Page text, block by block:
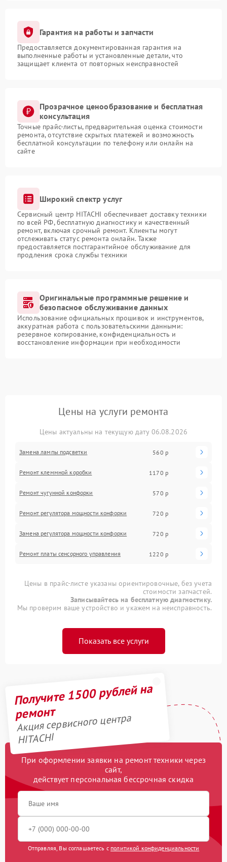
Гарантия на работы и запчасти
Предоставляется документированная гарантия на
выполненные работы и установленные детали, что
защищает клиента от повторных неисправностей
Прозрачное ценообразование и бесплатная
консультация
Точные прайс-листы, предварительная оценка стоимости
ремонта, отсутствие скрытых платежей и возможность
бесплатной консультации по телефону или онлайн на
сайте
Широкий спектр услуг
Сервисный центр HITACHI обеспечивает доставку техники
по всей РФ, бесплатную диагностику и качественный
ремонт, включая срочный ремонт. Клиенты могут
отслеживать статус ремонта онлайн. Также
предоставляется постгарантийное обслуживание для
продления срока службы техники
Оригинальные программные решение и
безопасное обслуживание данных
Использование официальных прошивок и инструментов,
аккуратная работа с пользовательскими данными:
резервное копирование, конфиденциальность и
восстановление информации при необходимости
Цены на услуги ремонта
Цены актуальны на текущую дату 06.08.2026
Замена лампы подсветки 560 р
Ремонт клеммной коробки 1170 р
Ремонт чугунной конфорки 570 р
Ремонт регулятора мощности конфорки 720 р
Замена регулятора мощности конфорки 720 р
Ремонт платы сенсорного управления 1220 р
Цены в прайс-листе указаны ориентировочные, без учета
стоимости запчастей.
Записывайтесь на бесплатную диагностику.
Мы проверим ваше устройство и укажем на неисправность.
Показать все услуги
Получите 1500 рублей на
ремонт
Акция сервисного центра
HITACHI
При оформлении заявки на ремонт техники через
сайт,
действует персональная бессрочная скидка
Отправляя, Вы соглашаетесь с политикой конфиденциальности